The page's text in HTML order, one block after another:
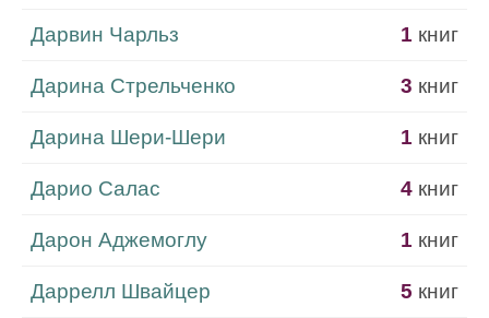
Дарвин Чарльз 1 книг
Дарина Стрельченко 3 книг
Дарина Шери-Шери 1 книг
Дарио Салас 4 книг
Дарон Аджемоглу 1 книг
Даррелл Швайцер 5 книг